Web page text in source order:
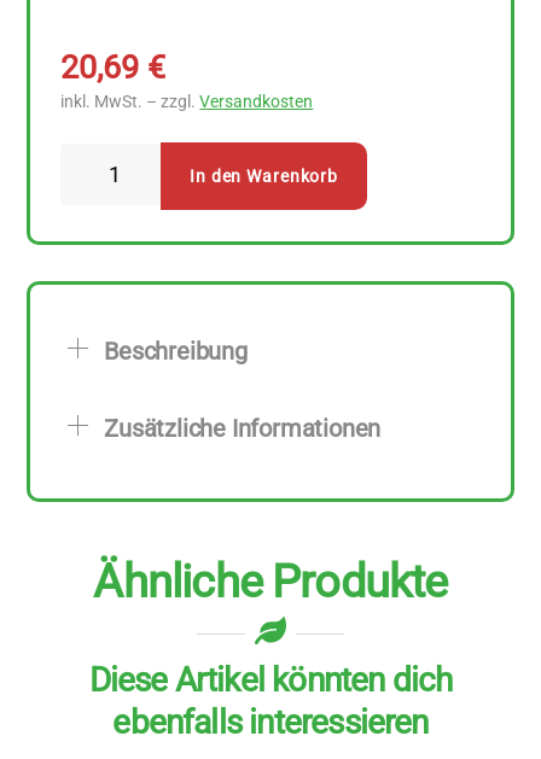
20,69 €
inkl. MwSt. – zzgl.Versandkosten
Stück
In den Warenkorb
Beschreibung
Zusätzliche Informationen
Ähnliche Produkte
Diese Artikel könnten dich
ebenfalls interessieren